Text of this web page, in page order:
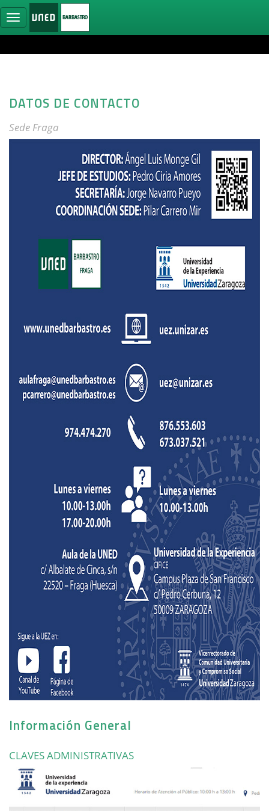
Ocultar
navegación
DATOS DE CONTACTO
Sede Fraga
Información General
CLAVES ADMINISTRATIVAS